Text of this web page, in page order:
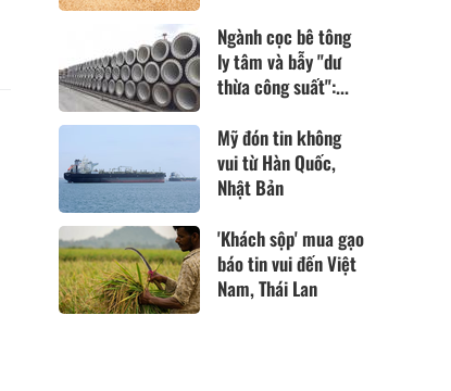
Ngành cọc bê tông
ly tâm và bẫy "dư
thừa công suất":...
Mỹ đón tin không
vui từ Hàn Quốc,
Nhật Bản
'Khách sộp' mua gạo
báo tin vui đến Việt
Nam, Thái Lan